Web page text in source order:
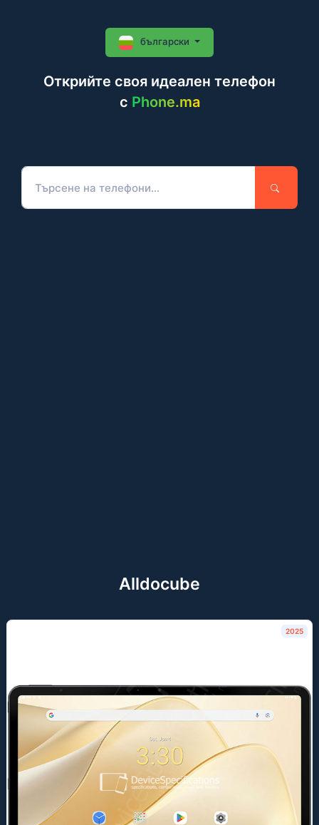
Открийте своя идеален телефон
c Phone.ma
български
Alldocube
2025